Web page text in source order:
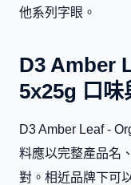
他系列字眼。
D3 Amber
5x25g 口味
D3 Amber Leaf -
料應以完整產品名
對。相近品牌下可